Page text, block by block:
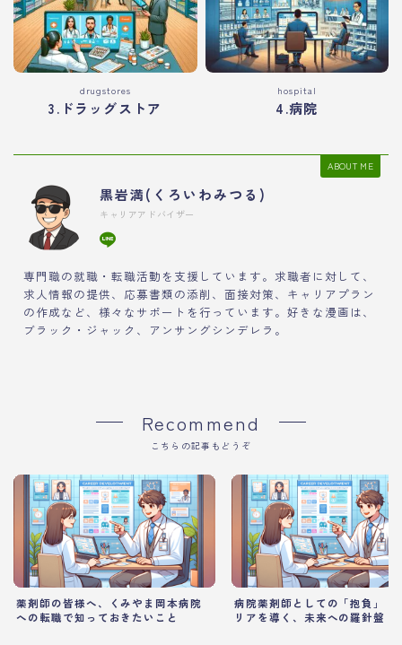
drugstores
3.ドラッグストア
hospital
4.病院
ABOUT ME
黒岩満(くろいわみつる)
キャリアアドバイザー
専門職の就職・転職活動を支援しています。求職者に対して、
求人情報の提供、応募書類の添削、面接対策、キャリアプラン
の作成など、様々なサポートを行っています。好きな漫画は、
ブラック・ジャック、アンサングシンデレラ。
Recommend
こちらの記事もどうぞ
薬剤師の皆様へ、くみやま岡本病院
への転職で知っておきたいこと
病院薬剤師としての「抱負」｜
リアを導く、未来への羅針盤